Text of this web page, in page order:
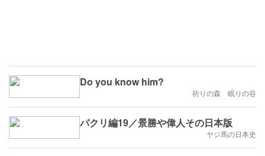
Do you know him?
祈りの森 眠りの谷
パクリ編19／景勝や偉人その日本版
ヤジ馬の日本史